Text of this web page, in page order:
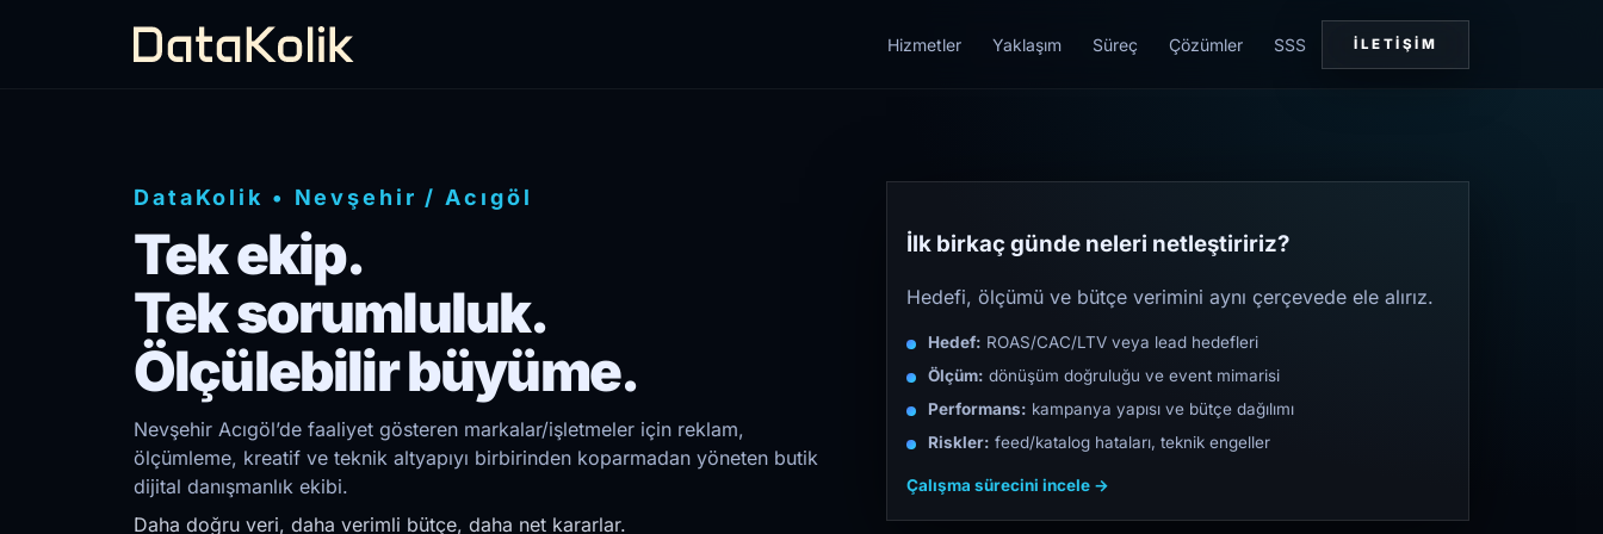
Hizmetler Yaklaşım Süreç Çözümler SSS İLETIŞIM
DataKolik • Nevşehir / Acıgöl
Tek ekip.
Tek sorumluluk.
Ölçülebilir büyüme.
Nevşehir Acıgöl’de faaliyet gösteren markalar/işletmeler için reklam,
ölçümleme, kreatif ve teknik altyapıyı birbirinden koparmadan yöneten butik
dijital danışmanlık ekibi.
Daha doğru veri, daha verimli bütçe, daha net kararlar.
İlk birkaç günde neleri netleştiririz?
Hedefi, ölçümü ve bütçe verimini aynı çerçevede ele alırız.
Hedef: ROAS/CAC/LTV veya lead hedefleri
Ölçüm: dönüşüm doğruluğu ve event mimarisi
Performans: kampanya yapısı ve bütçe dağılımı
Riskler: feed/katalog hataları, teknik engeller
Çalışma sürecini incele →